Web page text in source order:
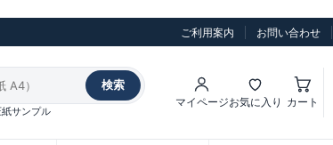
ご利用案内 お問い合わせ
検索
サンプル
マイページお気に入り カート